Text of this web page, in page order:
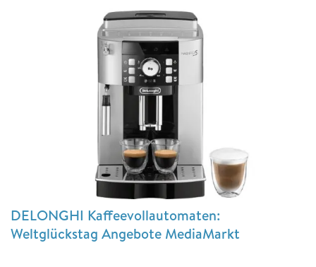
DELONGHI Kaffeevollautomaten:
Weltglückstag Angebote MediaMarkt